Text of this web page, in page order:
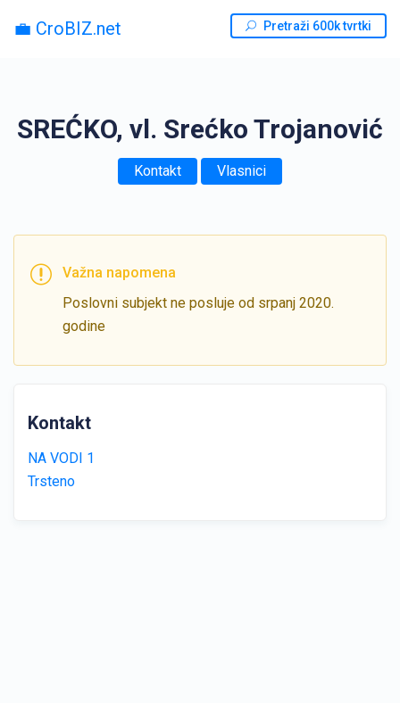
💼 CroBIZ.net Pretraži 600k tvrtki
SREĆKO, vl. Srećko Trojanović
Kontakt Vlasnici
Važna napomena
Poslovni subjekt ne posluje od srpanj 2020.
godine
Kontakt
NA VODI 1
Trsteno